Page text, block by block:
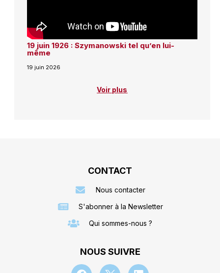
19 juin 1926 : Szymanowski tel qu’en lui-
même
19 juin 2026
Voir plus
CONTACT
Nous contacter
S'abonner à la Newsletter
Qui sommes-nous ?
NOUS SUIVRE